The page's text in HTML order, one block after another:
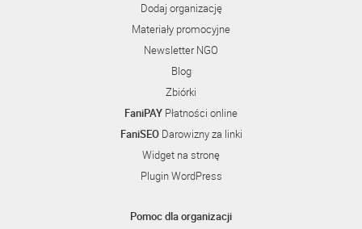
Dodaj organizację
Materiały promocyjne
Newsletter NGO
Blog
Zbiórki
FaniPAY Płatności online
FaniSEODarowizny za linki
Widget na stronę
Plugin WordPress
Pomoc dla organizacji